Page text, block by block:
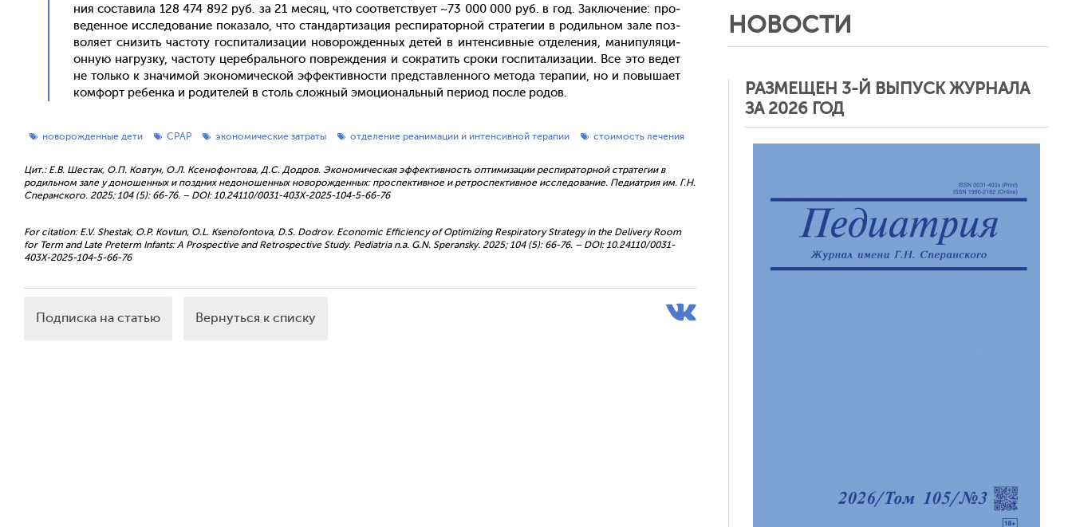
ния сос­та­вила 128 474 892 руб. за 21 ме­сяц, что со­от­ветс­тву­ет ~73 000 000 руб. в год. Зак­лю­чение: про­
веден­ное ис­сле­дова­ние по­каза­ло, что стан­дарти­зация рес­пи­ратор­ной стра­тегии в ро­диль­ном за­ле поз­
во­ля­ет сни­зить час­то­ту гос­пи­тали­зации но­ворож­денных де­тей в ин­тенсив­ные от­де­ления, ма­нипу­ляци­
он­ную наг­рузку, час­то­ту це­реб­раль­но­го пов­режде­ния и сок­ра­тить сро­ки гос­пи­тали­зации. Все это ве­дет
не толь­ко к зна­чимой эко­номи­чес­кой эф­фектив­ности пред­став­ленно­го ме­тода те­рапии, но и по­выша­ет
ком­форт ре­бен­ка и ро­дите­лей в столь слож­ный эмо­ци­ональ­ный пе­ри­од пос­ле ро­дов.
новорожденные дети СРАР экономические затраты отделение реанимации и интенсивной терапии стоимость лечения
Цит.: Е.В. Шестак, О.П. Ковтун, О.Л. Ксенофонтова, Д.С. Додров. Экономическая эффективность оптимизации респираторной стратегии в
родильном зале у доношенных и поздних недоношенных новорожденных: проспективное и ретроспективное исследование. Педиатрия им. Г.Н.
Сперанского. 2025; 104 (5): 66-76. – DOI: 10.24110/0031-403X-2025-104-5-66-76
For citation: E.V. Shestak, O.P. Kovtun, O.L. Ksenofontova, D.S. Dodrov. Economic Efficiency of Optimizing Respiratory Strategy in the Delivery Room
for Term and Late Preterm Infants: A Prospective and Retrospective Study. Pediatria n.a. G.N. Speransky. 2025; 104 (5): 66-76. – DOI: 10.24110/0031-
403X-2025-104-5-66-76
Подписка на статью Вернуться к списку
НОВОСТИ
РАЗМЕЩЕН 3-Й ВЫПУСК ЖУРНАЛА
ЗА 2026 ГОД